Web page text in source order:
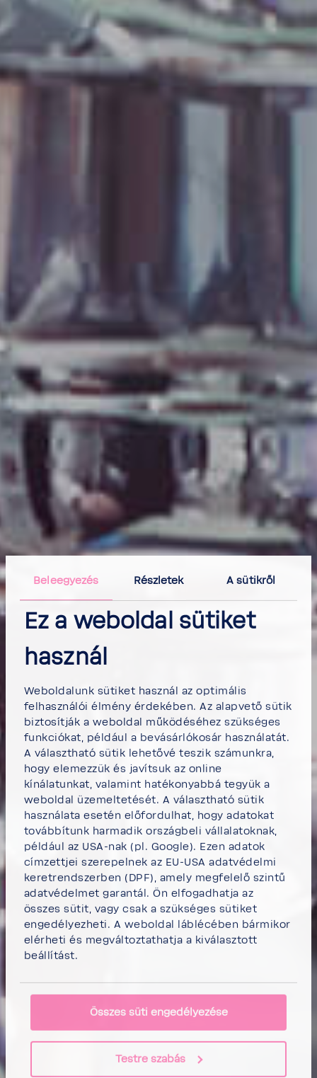
Beleegyezés Részletek A sütikről
Ez a weboldal sütiket
használ
Weboldalunk sütiket használ az optimális
felhasználói élmény érdekében. Az alapvető sütik
biztosítják a weboldal működéséhez szükséges
funkciókat, például a bevásárlókosár használatát.
A választható sütik lehetővé teszik számunkra,
hogy elemezzük és javítsuk az online
kínálatunkat, valamint hatékonyabbá tegyük a
weboldal üzemeltetését. A választható sütik
használata esetén előfordulhat, hogy adatokat
továbbítunk harmadik országbeli vállalatoknak,
például az USA-nak (pl. Google). Ezen adatok
címzettjei szerepelnek az EU-USA adatvédelmi
keretrendszerben (DPF), amely megfelelő szintű
adatvédelmet garantál. Ön elfogadhatja az
összes sütit, vagy csak a szükséges sütiket
engedélyezheti. A weboldal láblécében bármikor
elérheti és megváltoztathatja a kiválasztott
beállítást.
Összes süti engedélyezése
Testre szabás